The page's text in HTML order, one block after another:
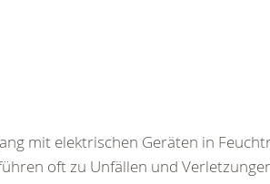
mit elektrischen Geräten in
oft zu Unfällen und